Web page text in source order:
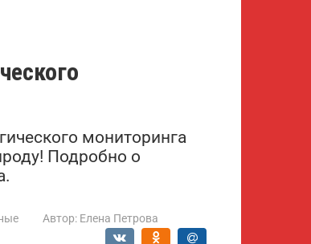
мониторинга
Подробно о
Автор: Елена Петрова